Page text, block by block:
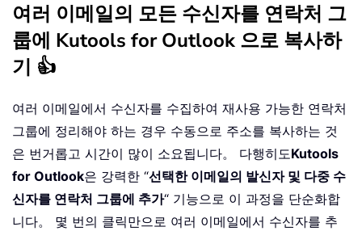
여러 이메일의 모든 수신자를 연락처 그
룹에 Kutools for Outlook 으로 복사하
기 👍
여러 이메일에서 수신자를 수집하여 재사용 가능한 연락처
그룹에 정리해야 하는 경우 수동으로 주소를 복사하는 것
은 번거롭고 시간이 많이 소요됩니다。 다행히도Kutools
for Outlook은 강력한 “선택한 이메일의 발신자 및 다중 수
신자를 연락처 그룹에 추가“ 기능으로 이 과정을 단순화합
니다。 몇 번의 클릭만으로 여러 이메일에서 수신자를 추